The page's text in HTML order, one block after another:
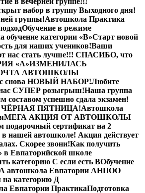
набор в группу Выходного дня!
группы!Автошкола Практика
Обучение в режиме
обучение категории «B»Старт новой
для наших учеников!Ваши
нас стать лучше!!! СПАСИБО, что
«А»ИЗМЕНИЛАСЬ
АВТОШКОЛЫ
снова НОВЫЙ НАБОР!Любите
СУПЕР розыгрыш!Наша группа
составом успешно сдала экзамен!
ЧЁРНАЯ ПЯТНИЦА!Автошкола
МЕГА АКЦИЯ ОТ АВТОШКОЛЫ
сертификат на 2
в нашей автошколе! Акция действует
Скорее звони!Как получить
в Евпаторийской школе
категорию C если есть BОбучение
A автошкола Евпатории АНПОО
на категорию Д
Евпатории ПрактикаПодготовка